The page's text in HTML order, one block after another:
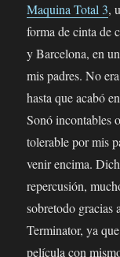
Maquina Total 3,
forma de cinta de
y Barcelona, en
mis padres. No
hasta que acabó
Sonó incontables
tolerable por mis
venir encima.
repercusión,
sobretodo gracias
Terminator, ya
película con